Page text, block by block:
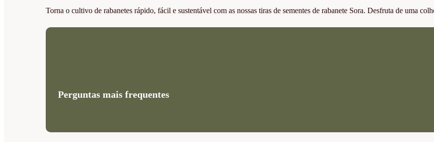
Torna o cultivo de rabanetes rápido, fácil e sustentável com as nossas tiras de sementes de rabanete Sora. Desfruta de uma
Perguntas mais frequentes